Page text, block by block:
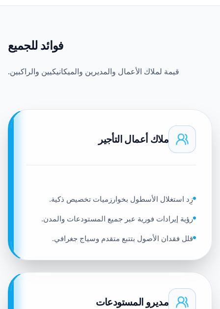
فوائد للجميع
قيمة لملاك الأعمال والمديرين والميكانيكيين والراكبين.
ملاك أعمال التأجير
زِد استغلال الأسطول بخوارزميات تخصيص ذكية.
رؤية إيرادات فورية عبر جميع المستودعات والمدن.
قلل فقدان الأصول بتتبع متقدم وسياج جغرافي.
مديرو المستودعات